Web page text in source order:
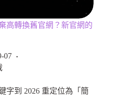
高轉換舊官網？新官網的
07
字到 2026 重定位為「簡